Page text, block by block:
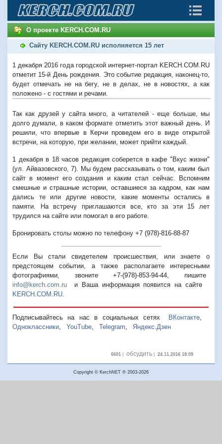
О проекте KERCH.COM.RU
Сайту KERCH.COM.RU исполняется 15 лет
1 декабря 2016 года городской интернет-портал KERCH.COM.RU
отметит 15-й День рождения. Это событие редакция, наконец-то,
будет отмечать не на бегу, не в делах, не в новостях, а как
положено - с гостями и речами.
Так как друзей у сайта много, а читателей - еще больше, мы
долго думали, в каком формате отметить этот важный день. И
решили, что впервые в Керчи проведем его в виде открытой
встречи, на которую, при желании, может прийти каждый.
1 декабря в 18 часов редакция соберется в кафе "Вкус жизни"
(ул. Айвазовского, 7). Мы будем рассказывать о том, каким был
сайт в момент его создания и каким стал сейчас. Вспомним
смешные и страшные истории, оставшиеся за кадром, как нам
дались те или другие новости, какие моменты остались в
памяти. На встречу приглашаются все, кто за эти 15 лет
трудился на сайте или помогал в его работе.
Бронировать столы можно по телефону +7 (978)-816-88-87
Если Вы стали свидетелем происшествия, или знаете о
предстоящем событии, а также располагаете интересными
фотографиями, звоните +7-(978)-853-94-44, пишите
info@kerch.com.ru и Ваша информация появится на сайте
KERCH.COM.RU
Подписывайтесь на нас в социальных сетях ВКонтакте,
Одноклассники
YouTube Telegram Яндекс.Дзен
6601 обсудить| 24.11.2016 18:09
Copyright © KerchNET ® 2003-2026